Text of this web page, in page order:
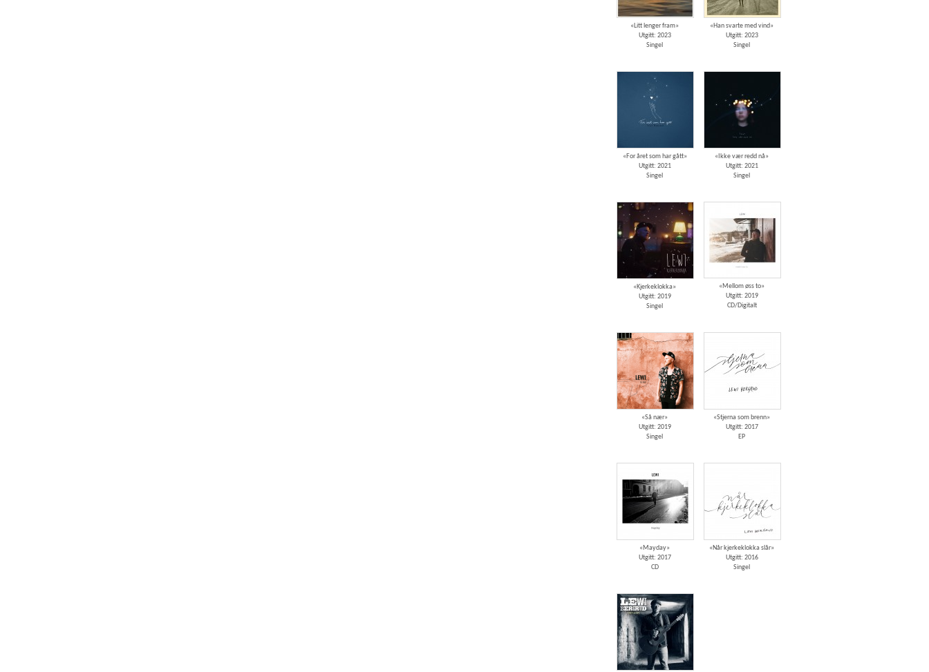
«Litt lenger fram»
Utgitt: 2023
Singel
«Han svarte med vind»
Utgitt: 2023
Singel
«For året som har gått»
Utgitt: 2021
Singel
«Ikke vær redd nå»
Utgitt: 2021
Singel
«Kjerkeklokka»
Utgitt: 2019
Singel
«Mellom øss to»
Utgitt: 2019
CD/Digitalt
«Så nær»
Utgitt: 2019
Singel
«Stjerna som brenn»
Utgitt: 2017
EP
«Mayday»
Utgitt: 2017
CD
«Når kjerkeklokka slår»
Utgitt: 2016
Singel